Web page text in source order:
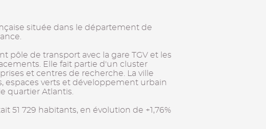
située dans le département de
pôle de transport avec la gare TGV et les
Elle fait partie d'un cluster
et centres de recherche. La ville
espaces verts et développement urbain
quartier Atlantis.
51 729 habitants, en évolution de +1,76%